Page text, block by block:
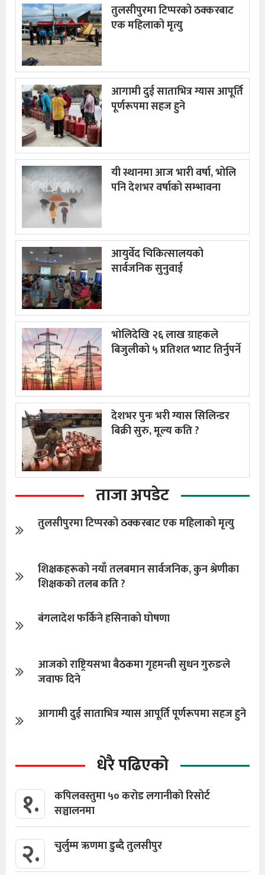
तुलसीपुरमा टिप्परको ठक्करबाट
एक महिलाको मृत्यु
आगामी दुई साताभित्र ग्यास आपूर्ति
पूर्णरूपमा सहज हुने
यी स्थानमा आज भारी वर्षा, भोलि
पनि देशभर वर्षाको सम्भावना
आयुर्वेद चिकित्सालयको
सार्वजनिक सुनुवाई
भोलिदेखि २६ लाख ग्राहकले
बिजुलीको ५ प्रतिशत भ्याट तिर्नुपर्ने
देशभर पुनः भरी ग्यास सिलिन्डर
बिक्री सुरु, मूल्य कति ?
ताजा अपडेट
तुलसीपुरमा टिप्परको ठक्करबाट एक महिलाको मृत्यु
शिक्षकहरूको नयाँ तलबमान सार्वजनिक, कुन श्रेणीका
शिक्षकको तलब कति ?
बंगलादेश फर्किने हसिनाको घोषणा
आजको राष्ट्रियसभा बैठकमा गृहमन्त्री सुधन गुरुङले
जवाफ दिने
आगामी दुई साताभित्र ग्यास आपूर्ति पूर्णरूपमा सहज हुने
धेरै पढिएको
१.
कपिलवस्तुमा ५० करोड लगानीको रिसोर्ट
सञ्चालनमा
२. चुर्लुम्म ऋणमा डुब्दै तुलसीपुर